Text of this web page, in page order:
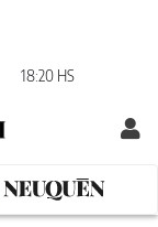
18:20 HS